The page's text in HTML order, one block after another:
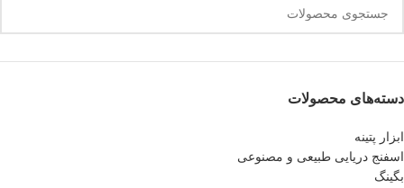
دسته‌های محصولات
ابزار پتینه
اسفنج دریایی طبیعی و مصنوعی
بگینگ